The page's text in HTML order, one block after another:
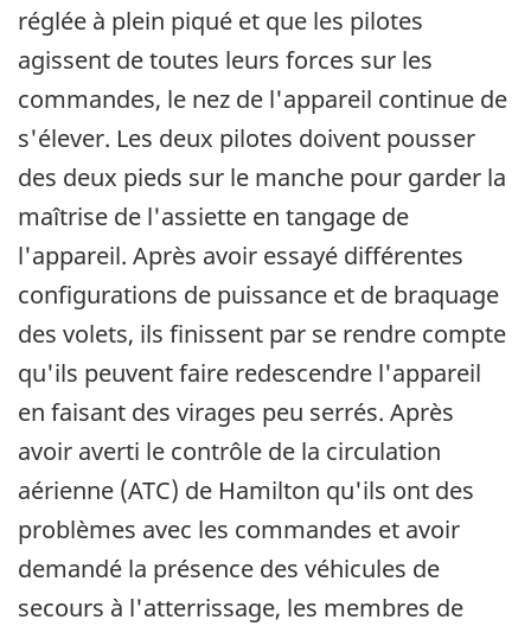
réglée à plein piqué et que les pilotes
agissent de toutes leurs forces sur les
commandes, le nez de l'appareil continue de
s'élever. Les deux pilotes doivent pousser
des deux pieds sur le manche pour garder la
maîtrise de l'assiette en tangage de
l'appareil. Après avoir essayé différentes
configurations de puissance et de braquage
des volets, ils finissent par se rendre compte
qu'ils peuvent faire redescendre l'appareil
en faisant des virages peu serrés. Après
avoir averti le contrôle de la circulation
aérienne (ATC) de Hamilton qu'ils ont des
problèmes avec les commandes et avoir
demandé la présence des véhicules de
secours à l'atterrissage, les membres de